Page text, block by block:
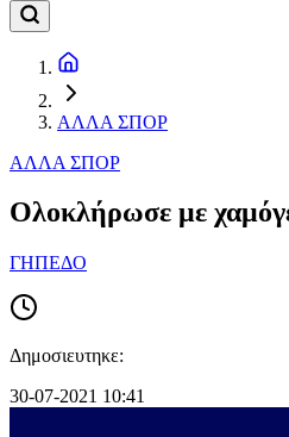
ΑΛΛΑ ΣΠΟΡ
ΑΛΛΑ ΣΠΟΡ
Ολοκλήρωσε με
ΓΗΠΕΔΟ
Δημοσιευτηκε:
30-07-2021 10:41